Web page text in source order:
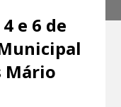
e 6 de
Mário